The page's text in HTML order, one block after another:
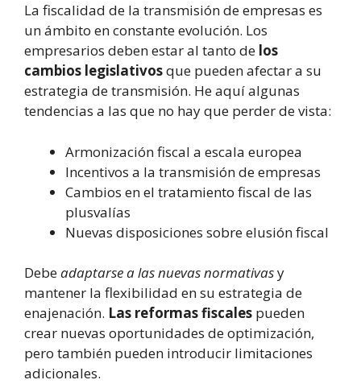
La fiscalidad de la transmisión de empresas es
un ámbito en constante evolución. Los
empresarios deben estar al tanto de los
cambios legislativosque pueden afectar a su
estrategia de transmisión. He aquí algunas
tendencias a las que no hay que perder de vista:
Armonización fiscal a escala europea
Incentivos a la transmisión de empresas
Cambios en el tratamiento fiscal de las
plusvalías
Nuevas disposiciones sobre elusión fiscal
Debeadaptarse a las nuevas normativasy
mantener la flexibilidad en su estrategia de
enajenación. Las reformas fiscales pueden
crear nuevas oportunidades de optimización,
pero también pueden introducir limitaciones
adicionales.